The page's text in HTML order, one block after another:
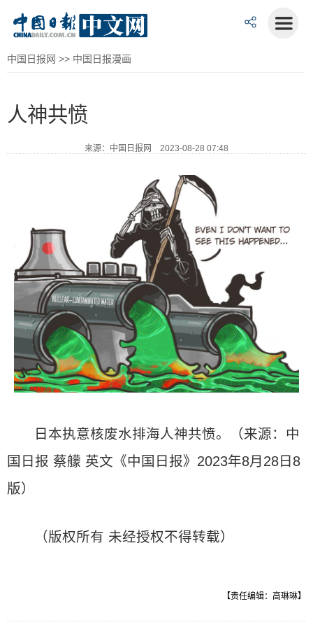
中国日报网 >> 中国日报漫画
人神共愤
来源：中国日报网 2023-08-28 07:48
日本执意核废水排海人神共愤。（来源：中
国日报 蔡艨 英文《中国日报》2023年8月28日8
版）
（版权所有 未经授权不得转载）
【责任编辑：高琳琳】